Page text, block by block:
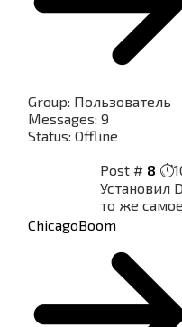
Group: Пользователь
Messages: 9
Status: Offline
Post # 8
Установил
то же самое
ChicagoBoom